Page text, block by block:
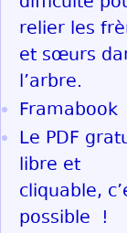
relier les
et sœurs
l’arbre.
Framabook
Le PDF
libre et
cliquable,
possible !